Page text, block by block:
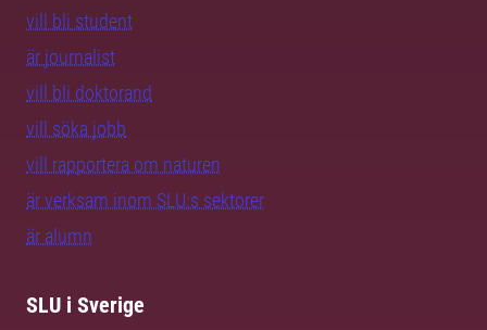
vill bli student
är journalist
vill bli doktorand
vill söka jobb
vill rapportera om naturen
är verksam inom SLU:s sektorer
är alumn
SLU i Sverige